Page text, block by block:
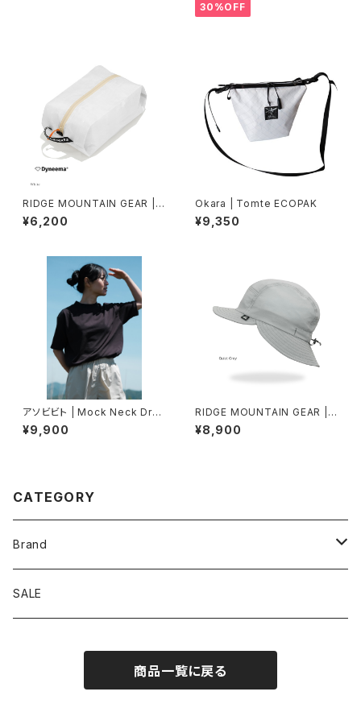
30%OFF
RIDGE MOUNTAIN GEAR |
Case L
¥6,200
Okara | Tomte ECOPAK
¥9,350
アソビビト | Mock Neck Dry
T 1 / 3
¥9,900
RIDGE MOUNTAIN GEAR | S
hade Cap
¥8,900
CATEGORY
Brand
アソビビト
SALE
商品一覧に戻る